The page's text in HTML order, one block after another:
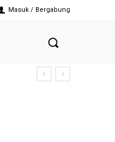
Masuk / Bergabung